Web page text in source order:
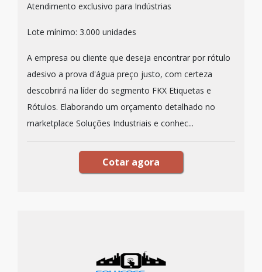
Atendimento exclusivo para Indústrias
Lote mínimo: 3.000 unidades
A empresa ou cliente que deseja encontrar por rótulo
adesivo a prova d'água preço justo, com certeza
descobrirá na líder do segmento FKX Etiquetas e
Rótulos. Elaborando um orçamento detalhado no
marketplace Soluções Industriais e conhec...
Cotar agora